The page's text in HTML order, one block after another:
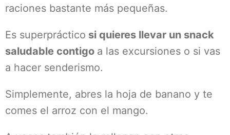
raciones bastante más pequeñas.
Es superpráctico si quieres llevar un snack
saludable contigo a las excursiones o si vas
a hacer senderismo.
Simplemente, abres la hoja de banano y te
comes el arroz con el mango.